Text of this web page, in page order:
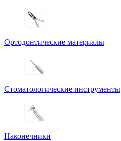
Ортодонтические материалы
Стоматологические инструменты
Наконечники